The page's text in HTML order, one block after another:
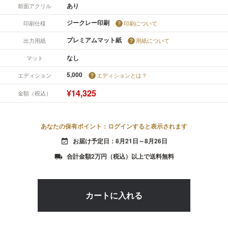
前面アクリル あり
印刷仕様 ジークレー印刷 印刷について
出力用紙 プレミアムマット紙 用紙について
マット なし
エディション 5,000 エディションとは？
金額（税込） ¥14,325
あなたの保有ポイント：ログインすると表示されます
event_available お届け予定日：8月21日～8月26日
local_shipping 合計金額2万円（税込）以上で送料無料